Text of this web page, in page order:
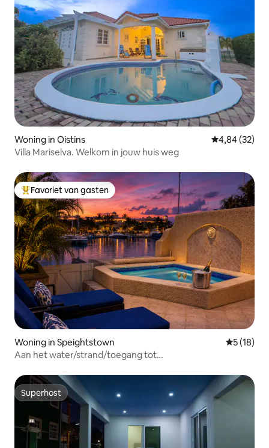
Woning in Oistins Gemiddelde
4,84 (32)
Villa Mariselva. Welkom in jouw huis weg
Topfavoriet van gasten
Favoriet van gasten
Woning in Speightstown
5 (18)
Aan het water/strand/toegang tot
Superhost
Superhost